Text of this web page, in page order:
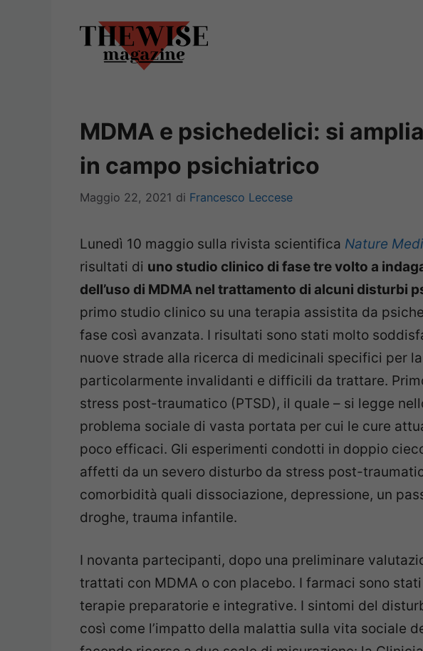
MDMA e psichedelici: si
in campo psichiatrico
Maggio 22, 2021 di Francesco Leccese
Lunedì 10 maggio sulla rivista scientifica Nature
risultati di uno studio clinico di fase tre volto a
dell’uso di MDMA nel trattamento di alcuni disturbi
primo studio clinico su una terapia assistita da
fase così avanzata. I risultati sono stati molto
nuove strade alla ricerca di medicinali specifici per
particolarmente invalidanti e difficili da trattare.
stress post-traumatico (PTSD), il quale – si legge
problema sociale di vasta portata per cui le cure
poco efficaci. Gli esperimenti condotti in doppio
affetti da un severo disturbo da stress post-
comorbidità quali dissociazione, depressione, un
droghe, trauma infantile.
I novanta partecipanti, dopo una preliminare
trattati con MDMA o con placebo. I farmaci sono
terapie preparatorie e integrative. I sintomi del
così come l’impatto della malattia sulla vita sociale